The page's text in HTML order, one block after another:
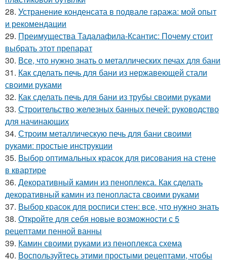
28. Устранение конденсата в подвале гаража: мой опыт
и рекомендации
29. Преимущества Тадалафила-Ксантис: Почему стоит
выбрать этот препарат
30. Все, что нужно знать о металлических печах для бани
31. Как сделать печь для бани из нержавеющей стали
своими руками
32. Как сделать печь для бани из трубы своими руками
33. Строительство железных банных печей: руководство
для начинающих
34. Строим металлическую печь для бани своими
руками: простые инструкции
35. Выбор оптимальных красок для рисования на стене
в квартире
36. Декоративный камин из пеноплекса. Как сделать
декоративный камин из пенопласта своими руками
37. Выбор красок для росписи стен: все, что нужно знать
38. Откройте для себя новые возможности с 5
рецептами пенной ванны
39. Камин своими руками из пеноплекса схема
40. Воспользуйтесь этими простыми рецептами, чтобы